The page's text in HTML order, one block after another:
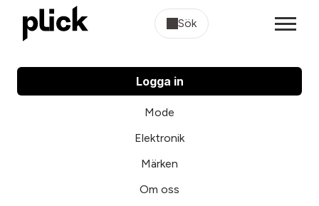
Sök
Logga in
Mode
Elektronik
Märken
Om oss